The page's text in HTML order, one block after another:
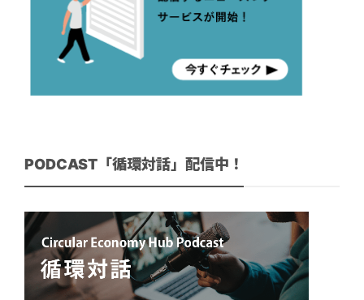
PODCAST「循環対話」配信中！